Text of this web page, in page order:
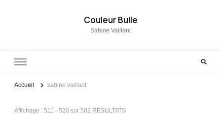
Couleur Bulle
Sabine Vaillant
Accueil sabine.vaillant
Affichage : 511 - 520 sur 582 RÉSULTATS